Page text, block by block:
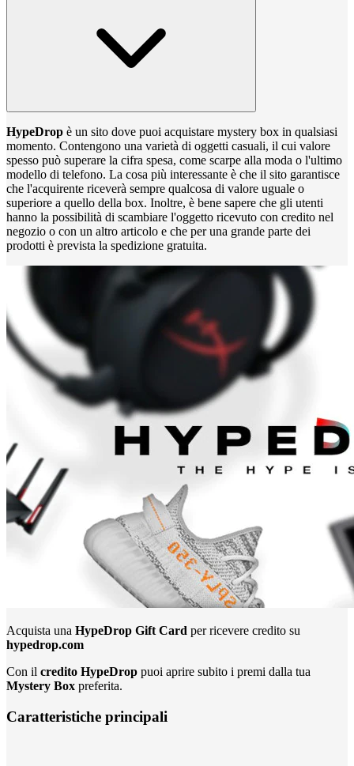
HypeDrop è un sito dove puoi acquistare mystery box in qualsiasi
momento. Contengono una varietà di oggetti casuali, il cui valore
spesso può superare la cifra spesa, come scarpe alla moda o l'ultimo
modello di telefono. La cosa più interessante è che il sito garantisce
che l'acquirente riceverà sempre qualcosa di valore uguale o
superiore a quello della box. Inoltre, è bene sapere che gli utenti
hanno la possibilità di scambiare l'oggetto ricevuto con credito nel
negozio o con un altro articolo e che per una grande parte dei
prodotti è prevista la spedizione gratuita.
Acquista una HypeDrop Gift Card per ricevere credito su
hypedrop.com
Con il credito HypeDrop puoi aprire subito i premi dalla tua
Mystery Box preferita.
Caratteristiche principali